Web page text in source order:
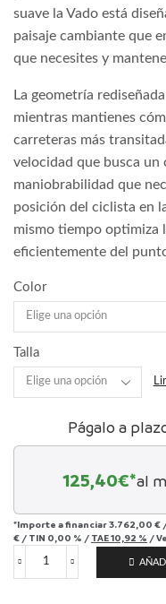
suave la Vado está
paisaje cambiante que
que necesites y
La geometría
mientras mantienes
carreteras más
velocidad que busca un
maniobrabilidad que
posición del ciclista en
mismo tiempo optimiza
eficientemente del
Color
Talla
Págalo a
125,40€*al
*Importe a financiar3.762,00 €
€ / TIN 0,00 % / TAE10,92 % /
Turbo